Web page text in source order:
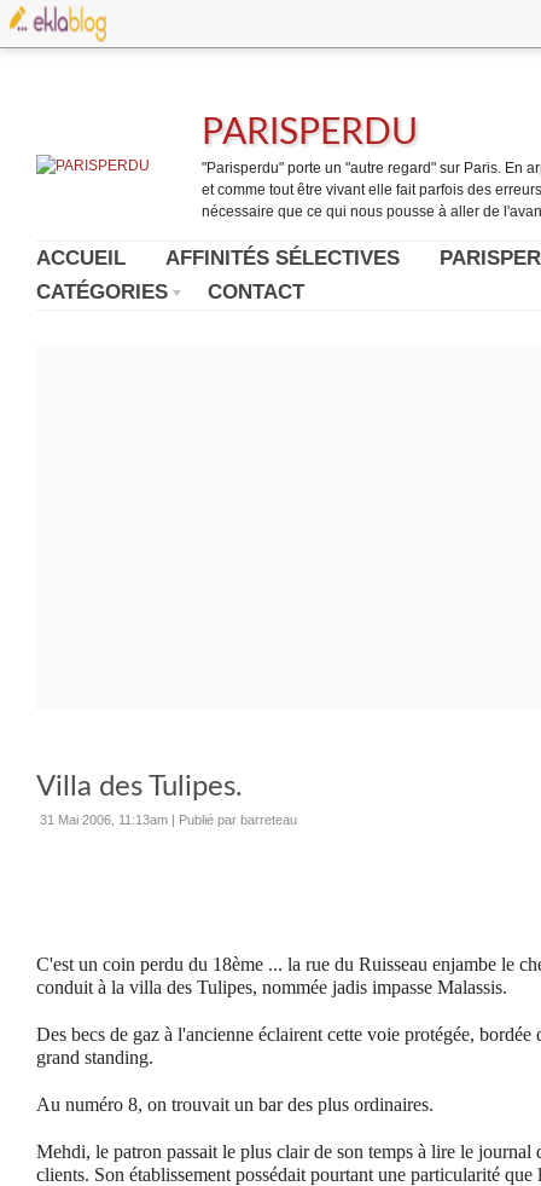
PARISPERDU
"Parisperdu" porte un "autre regard" sur Paris. En
et comme tout être vivant elle fait parfois des
nécessaire que ce qui nous pousse à aller de
ACCUEIL AFFINITÉS SÉLECTIVES
CATÉGORIES
CONTACT
Villa des Tulipes.
31 Mai 2006, 11:13am | Publié par barreteau
C'est un coin perdu du 18ème ... la rue du Ruisseau enjambe le
conduit à la villa des Tulipes, nommée jadis impasse Malassis.
Des becs de gaz à l'ancienne éclairent cette voie protégée,
grand standing.
Au numéro 8, on trouvait un bar des plus ordinaires.
Mehdi, le patron passait le plus clair de son temps à lire le journal
clients. Son établissement possédait pourtant une particularité que